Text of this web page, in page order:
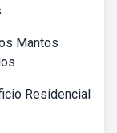
Mantos
Residencial